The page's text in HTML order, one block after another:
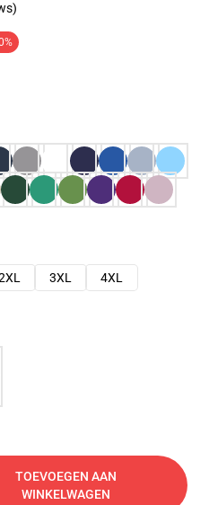
3XL
4XL
TOEVOEGEN AAN
WINKELWAGEN